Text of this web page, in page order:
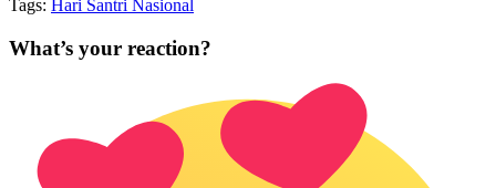
Tags: Hari Santri Nasional
What’s your reaction?